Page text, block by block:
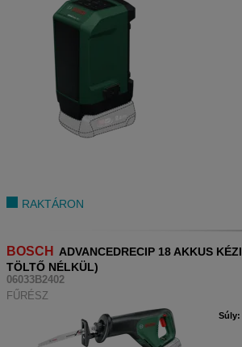
RAKTÁRON
BOSCH
ADVANCEDRECIP 18 AKKUS
TÖLTŐ NÉLKÜL)
06033B2402
FŰRÉSZ
Súly: